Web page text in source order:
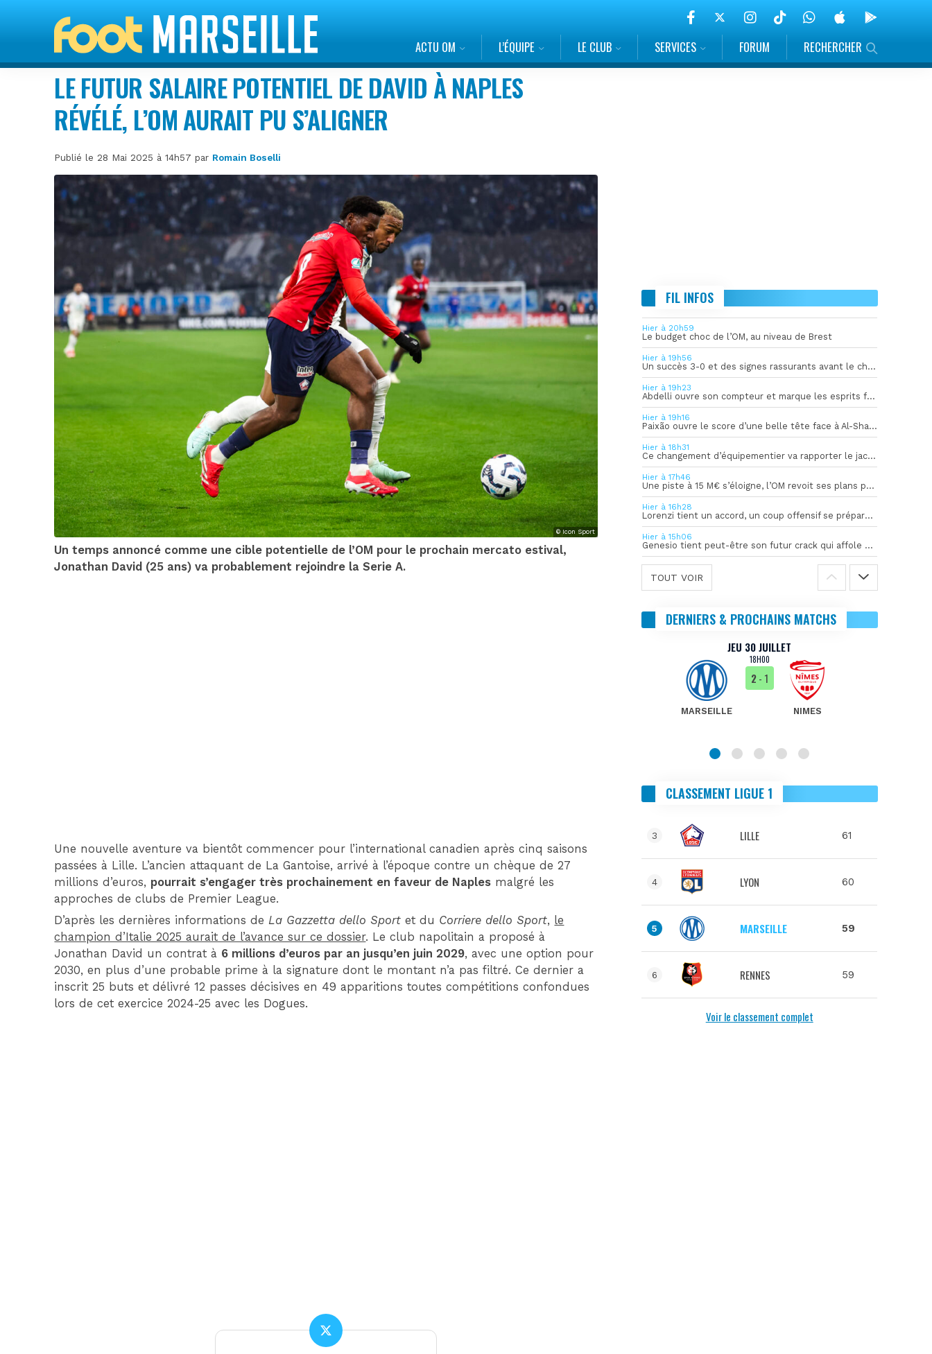
ACTU OM L’ÉQUIPE LE CLUB SERVICES FORUM RECHERCHER
LE FUTUR SALAIRE POTENTIEL DE DAVID À NAPLES
RÉVÉLÉ, L’OM AURAIT PU S’ALIGNER
Publié le 28 Mai 2025 à 14h57 par Romain Boselli
© Icon Sport
Un temps annoncé comme une cible potentielle de l’OM pour le prochain mercato estival,
Jonathan David (25 ans) va probablement rejoindre la Serie A.
Une nouvelle aventure va bientôt commencer pour l’international canadien après cinq saisons
passées à Lille. L’ancien attaquant de La Gantoise, arrivé à l’époque contre un chèque de 27
millions d’euros, pourrait s’engager très prochainement en faveur de Naples malgré les
approches de clubs de Premier League.
D’après les dernières informations de La Gazzetta dello Sport et du Corriere dello Sport, le
champion d’Italie 2025 aurait de l’avance sur ce dossier. Le club napolitain a proposé à
Jonathan David un contrat à 6 millions d’euros par an jusqu’en juin 2029, avec une option pour
2030, en plus d’une probable prime à la signature dont le montant n’a pas filtré. Ce dernier a
inscrit 25 buts et délivré 12 passes décisives en 49 apparitions toutes compétitions confondues
lors de cet exercice 2024-25 avec les Dogues.
FIL INFOS
Hier à 20h59
Le budget choc de l’OM, au niveau de Brest
Hier à 19h56
Un succès 3-0 et des signes rassurants avant le choc face à Bilbao
Hier à 19h23
Abdelli ouvre son compteur et marque les esprits face à Al-Shahania
Hier à 19h16
Paixão ouvre le score d’une belle tête face à Al-Shahania
Hier à 18h31
Ce changement d’équipementier va rapporter le jackpot à l’OM
Hier à 17h46
Une piste à 15 M€ s’éloigne, l’OM revoit ses plans pour son gardien
Hier à 16h28
Lorenzi tient un accord, un coup offensif se prépare en coulisses
Hier à 15h06
Genesio tient peut-être son futur crack qui affole déjà l’Europe
TOUT VOIR
DERNIERS & PROCHAINS MATCHS
JEU 30 JUILLET
18H00
MARSEILLE
2- 1
NIMES
CLASSEMENT LIGUE 1
3 LILLE 61
4 LYON 60
5 MARSEILLE 59
6 RENNES 59
Voir le classement complet